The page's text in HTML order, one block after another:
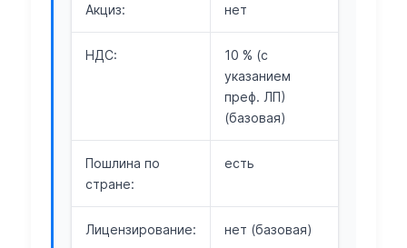
Акциз: нет
НДС:
10 % (с
указанием
преф. ЛП)
(базовая)
Пошлина по
стране:
есть
Лицензирование: нет (базовая)